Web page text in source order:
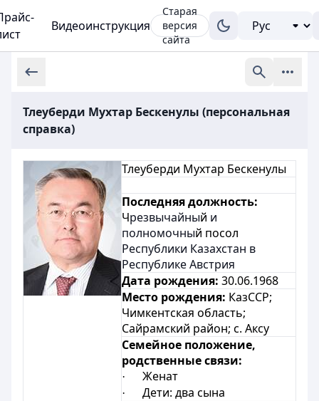
Видеоинструкция
Старая
версия
сайта
Тлеуберди Мухтар Бескенулы (персональная
справка)
Тлеуберди Мухтар Бескенулы
Последняя должность:
Чрезвычайный и
полномочный посол
Республики Казахстан в
Республике Австрия
Дата рождения: 30.06.1968
Место рождения: КазССР;
Чимкентская область;
Сайрамский район; с. Аксу
Семейное положение,
родственные связи:
· Женат
·
Дети: два сына